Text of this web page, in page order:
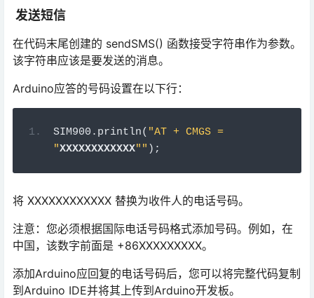
发送短信
在代码末尾创建的 sendSMS() 函数接受字符串作为参数。
该字符串应该是要发送的消息。
Arduino应答的号码设置在以下行：
SIM900 . println( "AT + CMGS =
"XXXXXXXXXXXX"" );
将 XXXXXXXXXXXX 替换为收件人的电话号码。
注意：您必须根据国际电话号码格式添加号码。例如，在
中国，该数字前面是 +86XXXXXXXXX。
添加Arduino应回复的电话号码后，您可以将完整代码复制
到Arduino IDE并将其上传到Arduino开发板。